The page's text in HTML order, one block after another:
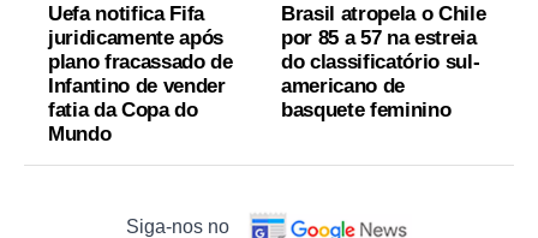
Uefa notifica Fifa
juridicamente após
plano fracassado de
Infantino de vender
fatia da Copa do
Mundo
Brasil atropela o Chile
por 85 a 57 na estreia
do classificatório sul-
americano de
basquete feminino
Siga-nos no